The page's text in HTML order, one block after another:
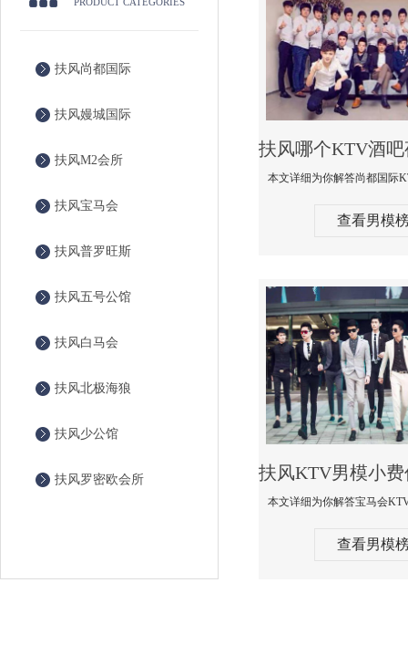
扶风尚都国际
扶风嫚城国际
扶风M2会所
扶风宝马会
扶风普罗旺斯
扶风五号公馆
扶风白马会
扶风北极海狼
扶风少公馆
扶风罗密欧会所
查看男模
查看男模